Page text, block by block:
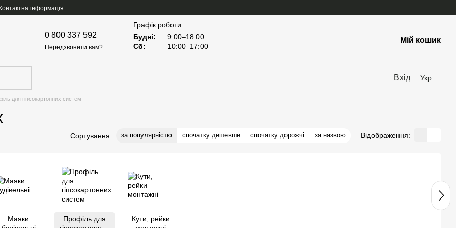
Контактна інформація
0 800 337 592
Передзвонити вам?
Графік роботи:
Будні:
9:00–18:00
Сб:
10:00–17:00
Мій кошик
Вхід Укр
для гіпсокартонних систем
Сортування: за популярністю спочатку дешевше спочатку дорожчі за назвою Відображення:
Маяки
Профіль для
Кути, рейки